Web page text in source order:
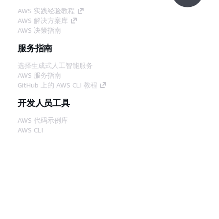
AWS 实践经验教程
AWS 解决方案库
AWS 决策指南
服务指南
选择生成式人工智能服务
AWS 服务指南
GitHub 上的 AWS CLI 教程
开发人员工具
AWS 代码示例库
AWS CLI